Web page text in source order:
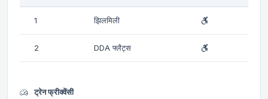
1 झिलमिली
2 DDA फ्लैट्स
ट्रेन फ्रीक्वेंसी